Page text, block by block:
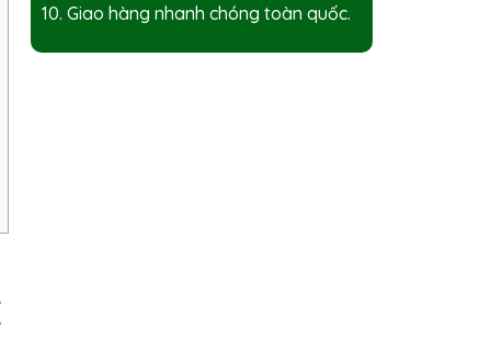
10. Giao hàng nhanh chóng toàn quốc.